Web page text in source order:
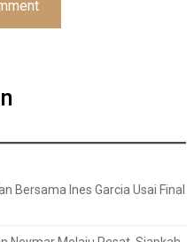
Bersama Ines Garcia Usai Final